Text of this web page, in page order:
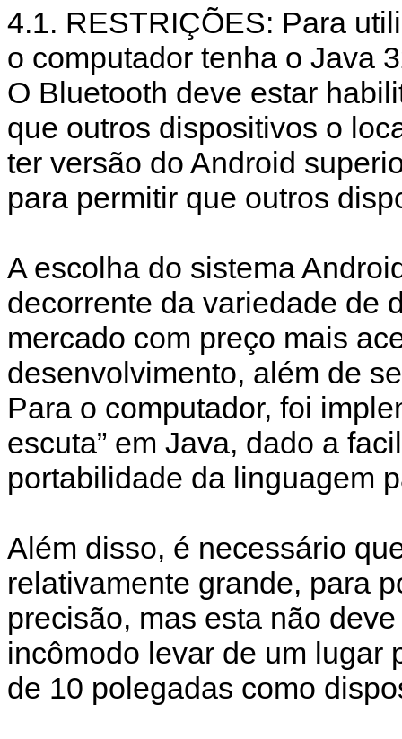
4.1. RESTRIÇÕES: Para
o computador tenha o Java
O Bluetooth deve estar
que outros dispositivos o
ter versão do Android
para permitir que outros
A escolha do sistema
decorrente da variedade de
mercado com preço mais
desenvolvimento, além de
Para o computador, foi
escuta” em Java, dado a
portabilidade da linguagem
Além disso, é necessário
relativamente grande, para
precisão, mas esta não
incômodo levar de um lugar
de 10 polegadas como